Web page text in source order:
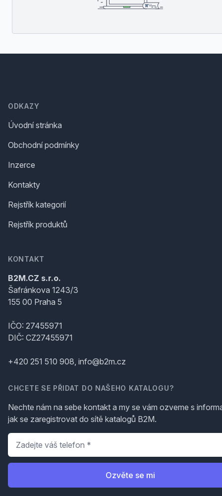
ODKAZY
Úvodní stránka
Obchodní podmínky
Inzerce
Kontakty
Rejstřík kategorií
Rejstřík produktů
KONTAKT
B2M.CZ s.r.o.
Šafránkova 1243/3
155 00 Praha 5
IČO: 27455971
DIČ: CZ27455971
+420 251 510 908, info@b2m.cz
CHCETE SE PŘIDAT DO NAŠEHO KATALOGU?
Nechte nám na sebe kontakt a my se vám ozveme s
jak se zaregistrovat do sítě katalogů B2M.
Telefon
Ozvěte se mi